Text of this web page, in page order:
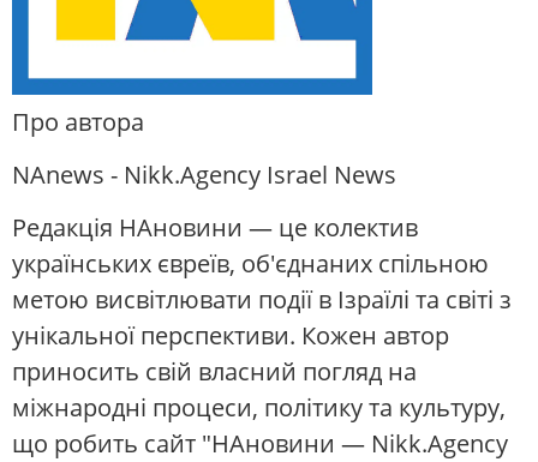
Про автора
NAnews - Nikk.Agency Israel News
Редакція НАновини — це колектив
українських євреїв, об'єднаних спільною
метою висвітлювати події в Ізраїлі та світі з
унікальної перспективи. Кожен автор
приносить свій власний погляд на
міжнародні процеси, політику та культуру,
що робить сайт "НАновини — Nikk.Agency